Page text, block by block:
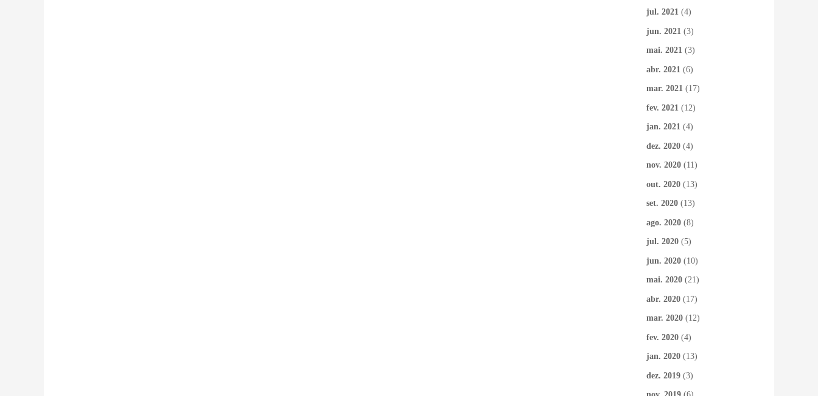
jul. 2021 (4)
jun. 2021 (3)
mai. 2021 (3)
abr. 2021 (6)
mar. 2021 (17)
fev. 2021 (12)
jan. 2021 (4)
dez. 2020 (4)
nov. 2020 (11)
out. 2020 (13)
set. 2020 (13)
ago. 2020 (8)
jul. 2020 (5)
jun. 2020 (10)
mai. 2020 (21)
abr. 2020 (17)
mar. 2020 (12)
fev. 2020 (4)
jan. 2020 (13)
dez. 2019 (3)